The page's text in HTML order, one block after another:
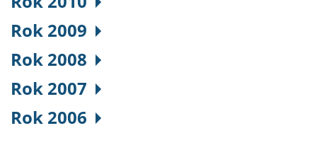
Rok 2009
Rok 2008
Rok 2007
Rok 2006